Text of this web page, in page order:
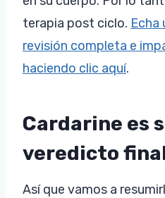
terapia post ciclo. Echa
revisión completa e
haciendo clic aquí.
Cardarine es
veredicto
Así que vamos a